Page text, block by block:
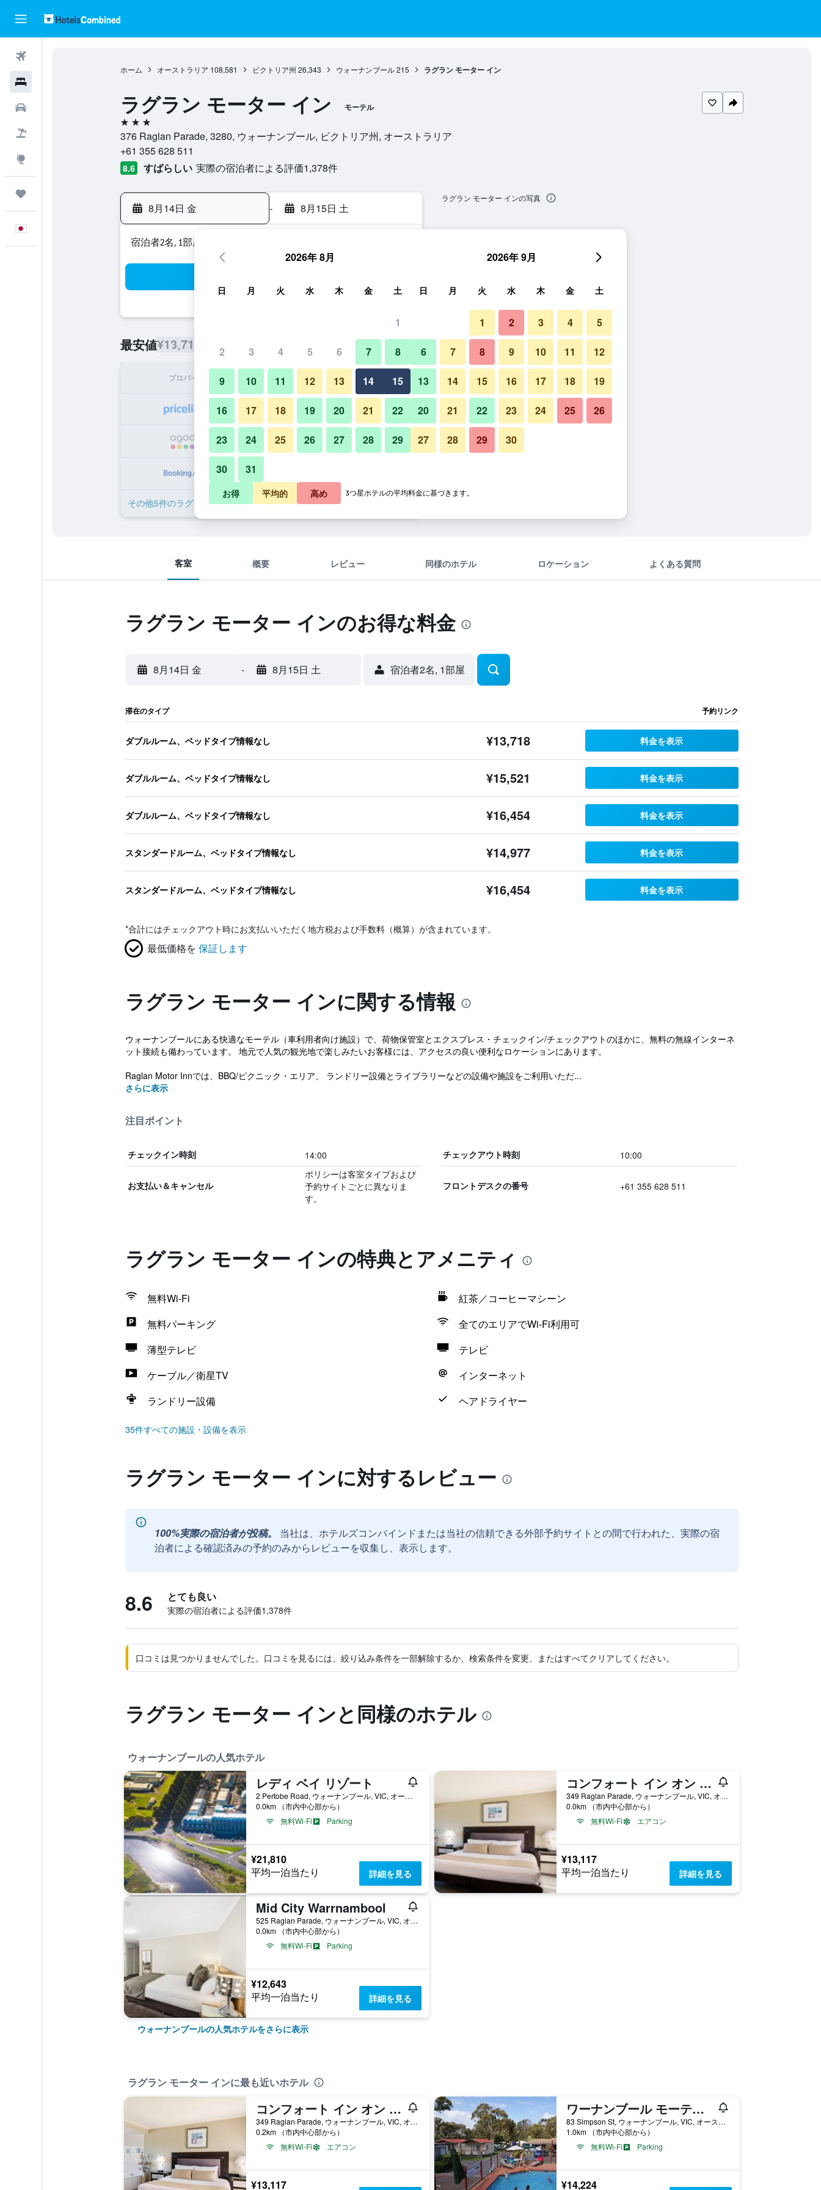
ホーム オーストラリア 108,581 ビクトリア州 26,343 ウォーナンブール 215 ラグラン モーター イン
ラグラン モーター イン モーテル
3つ星
376 Raglan Parade, 3280, ウォーナンブール, ビクトリア州, オーストラリア
+61 355 628 511
8.6 すばらしい 実際の宿泊者による評価1,378​件
8月14日 金 - 8月15日 土
宿泊者2名, 1​部屋
最安値¥13,718
プロバイダ 1泊あたり合計
¥13,718 プランを見る
¥14,977 プランを見る
​その他5​件のラグラン モーター インのオファー
ラグラン モーター インの写真
客室 概要 レビュー 同様のホテル ロケーション よくある質問
ラグラン モーター インのお得な料金
8月14日 金 - 8月15日 土 宿泊者2名, 1​部屋
滞在のタイプ 予約リンク
ダブルルーム、ベッドタイプ情報なし ¥13,718 料金を表示
ダブルルーム、ベッドタイプ情報なし ¥15,521 料金を表示
ダブルルーム、ベッドタイプ情報なし ¥16,454 料金を表示
スタンダードルーム、ベッドタイプ情報なし ¥14,977 料金を表示
スタンダードルーム、ベッドタイプ情報なし ¥16,454 料金を表示
*合計にはチェックアウト時にお支払いいただく地方税および手数料（概算）が含まれています。
最低価格を 保証します
ラグラン モーター インに関する情報
ウォーナンブールにある快適なモーテル（車利用者向け施設）で、荷物保管室とエクスプレス・チェックイン/チェックアウトのほかに、無料の無線インターネ
ット接続も備わっています。 地元で人気の観光地で楽しみたいお客様には、アクセスの良い便利なロケーションにあります。
Raglan Motor Innでは、BBQ/ピクニック・エリア、 ランドリー設備とライブラリーなどの設備や施設をご利用いただ...
さらに表示
注目ポイント
チェックイン時刻 14:00 チェックアウト時刻 10:00
お支払い＆キャンセル
ポリシーは客室タイプおよび
予約サイトごとに異なりま
す。
フロントデスクの番号 +61 355 628 511
ラグラン モーター インの特典とアメニティ
無料Wi-Fi
紅茶／コーヒーマシーン
無料パーキング
全てのエリアでWi-Fi利用可
薄型テレビ
テレビ
ケーブル／衛星TV
インターネット
ランドリー設備
ヘアドライヤー
35件すべての施設・設備を表示
ラグラン モーター インに対するレビュー
100%実際の宿泊者が投稿。
当社は、ホテルズコンバインドまたは当社の信頼できる外部予約サイトとの間で行われた、実際の宿
泊者による確認済みの予約のみからレビューを収集し、表示します。
8.6 とても良い
実際の宿泊者による評価1,378​件
口コミは見つかりませんでした。口コミを見るには、絞り込み条件を一部解除するか、検索条件を変更、またはすべてクリアしてください。
ラグラン モーター インと同様のホテル
ウォーナンブールの人気ホテル
レディ ベイ リゾート
2 Pertobe Road, ウォーナンブール, VIC, オーストラリア
0.0km （市内中心部から）
無料Wi-Fi
Parking
¥21,810
平均一泊当たり 詳細を見る
コンフォート イン オン ラグラン
349 Raglan Parade, ウォーナンブール, VIC, オーストラリア
0.0km （市内中心部から）
無料Wi-Fi
エアコン
¥13,117
平均一泊当たり 詳細を見る
Mid City Warrnambool
525 Raglan Parade, ウォーナンブール, VIC, オーストラリア
0.0km （市内中心部から）
無料Wi-Fi
Parking
¥12,643
平均一泊当たり 詳細を見る
ウォーナンブールの人気ホテルをさらに表示
ラグラン モーター インに最も近いホテル
コンフォート イン オン ラグラン
349 Raglan Parade, ウォーナンブール, VIC, オーストラリア
0.2km （市内中心部から）
無料Wi-Fi
エアコン
¥13,117
ワーナンブール モーテル アンド ホリデイ パーク
83 Simpson St, ウォーナンブール, VIC, オーストラリア
1.0km （市内中心部から）
無料Wi-Fi
Parking
¥14,224
2026年 8月
日 月 火 水 木 金 土
1
2 3 4 5 6 7 8
9 10 11 12 13 14 15
16 17 18 19 20 21 22
23 24 25 26 27 28 29
30 31
2026年 9月
日 月 火 水 木 金 土
1 2 3 4 5
6 7 8 9 10 11 12
13 14 15 16 17 18 19
20 21 22 23 24 25 26
27 28 29 30
お得 平均的 高め 3つ星ホテルの平均料金に基づきます。